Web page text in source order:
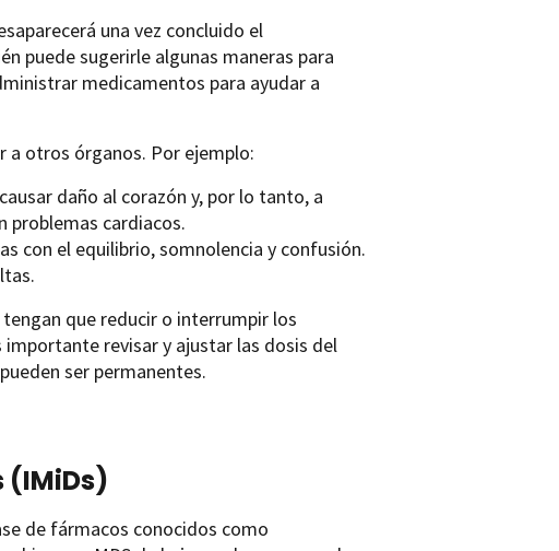
una vez concluido el
puede sugerirle algunas maneras para
medicamentos para ayudar a
otros órganos. Por ejemplo:
daño al corazón y, por lo tanto, a
problemas cardiacos.
con el equilibrio, somnolencia y confusión.
que reducir o interrumpir los
revisar y ajustar las dosis del
ser permanentes.
de fármacos conocidos como